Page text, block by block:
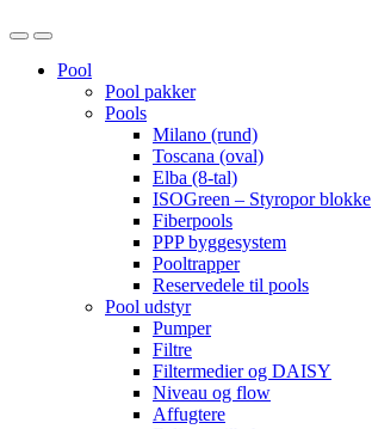
OpenClose
Pool
Pool pakker
Pools
Milano (rund)
Toscana (oval)
Elba (8-tal)
ISOGreen – Styropor blokke
Fiberpools
PPP byggesystem
Pooltrapper
Reservedele til pools
Pool udstyr
Pumper
Filtre
Filtermedier og DAISY
Niveau og flow
Affugtere